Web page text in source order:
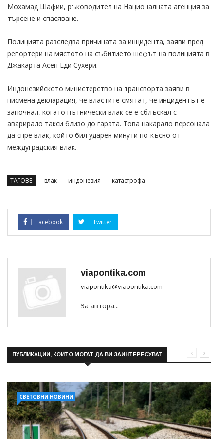
Мохамад Шафии, ръководител на Националната агенция за
търсене и спасяване.
Полицията разследва причината за инцидента, заяви пред
репортери на мястото на събитието шефът на полицията в
Джакарта Асеп Еди Сухери.
Индонезийското министерство на транспорта заяви в
писмена декларация, че властите смятат, че инцидентът е
започнал, когато пътнически влак се е сблъскал с
аварирало такси близо до гарата. Това накарало персонала
да спре влак, който бил ударен минути по-късно от
междуградския влак.
ТАГОВЕ: влак индонезия катастрофа
Facebook Twitter
viapontika.com
viapontika@viapontika.com
За автора...
ПУБЛИКАЦИИ, КОИТО МОГАТ ДА ВИ ЗАИНТЕРЕСУВАТ
СВЕТОВНИ НОВИНИ